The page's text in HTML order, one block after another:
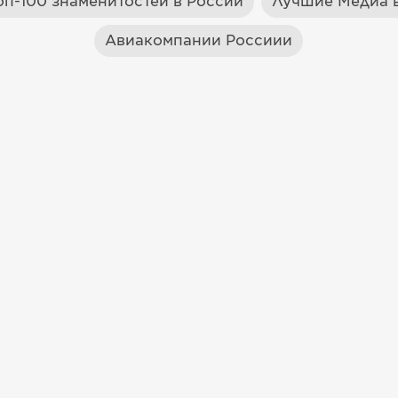
Авиакомпании Россиии